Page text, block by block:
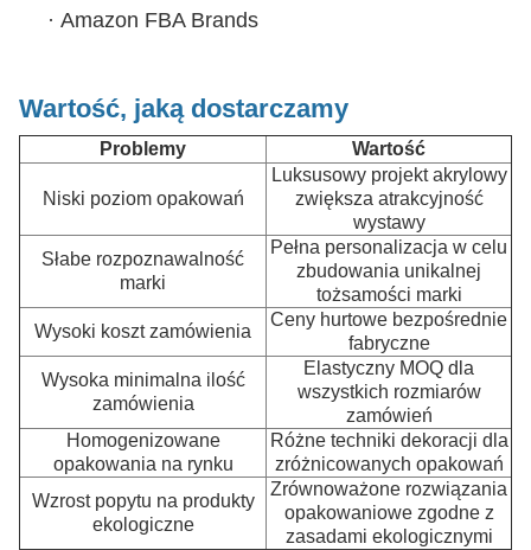
· Amazon FBA Brands
Wartość, jaką dostarczamy
Problemy Wartość
Niski poziom opakowań
Luksusowy projekt akrylowy
zwiększa atrakcyjność
wystawy
Słabe rozpoznawalność
marki
Pełna personalizacja w celu
zbudowania unikalnej
tożsamości marki
Wysoki koszt zamówienia
Ceny hurtowe bezpośrednie
fabryczne
Wysoka minimalna ilość
zamówienia
Elastyczny MOQ dla
wszystkich rozmiarów
zamówień
Homogenizowane
opakowania na rynku
Różne techniki dekoracji dla
zróżnicowanych opakowań
Wzrost popytu na produkty
ekologiczne
Zrównoważone rozwiązania
opakowaniowe zgodne z
zasadami ekologicznymi